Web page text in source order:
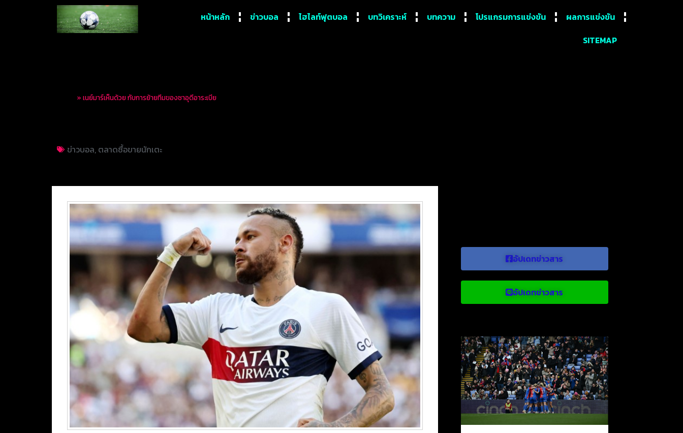
หน้าหลัก ข่าวบอล ไฮไลท์ฟุตบอล บทวิเคราะห์ บทความ โปรแกรมการแข่งขัน
ผลการแข่งขัน
SITEMAP
» เนย์มาร์เห็นด้วย กับการย้ายทีมของซาอุดีอาระเบีย
ข่าวบอล, ตลาดซื้อขายนักเตะ
อัปเดทข่าวสาร
อัปเดทข่าวสาร